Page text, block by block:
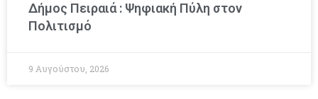
Δήμος Πειραιά : Ψηφιακή Πύλη στον
Πολιτισμό
9 Αυγούστου, 2026